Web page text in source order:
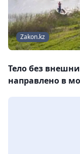
Zakon.kz
Тело без
направлено в